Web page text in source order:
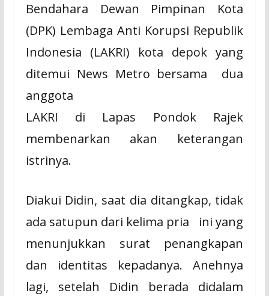
Bendahara Dewan Pimpinan Kota
(DPK) Lembaga Anti Korupsi Republik
Indonesia (LAKRI) kota depok yang
ditemui News Metro bersama
dua
anggota
LAKRI di Lapas Pondok Rajek
membenarkan akan keterangan
istrinya.
Diakui Didin, saat dia ditangkap, tidak
ada satupun dari kelima pria ini yang
menunjukkan surat penangkapan
dan identitas kepadanya. Anehnya
lagi, setelah Didin berada didalam